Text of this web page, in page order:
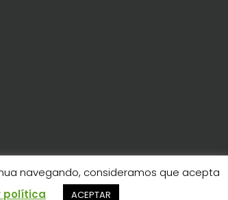
navegando, consideramos que acepta
política ACEPTAR